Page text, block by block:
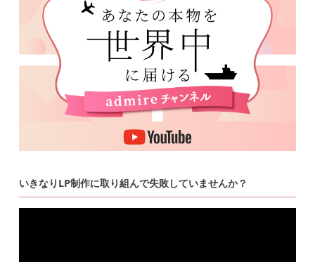
いきなりLP制作に取り組んで失敗していませんか？
動